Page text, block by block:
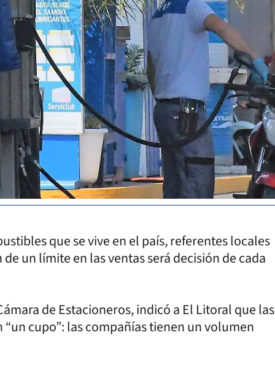
que se vive en el país, referentes locales
un límite en las ventas será decisión de cada
de Estacioneros, indicó a El Litoral que las
cupo”: las compañías tienen un volumen